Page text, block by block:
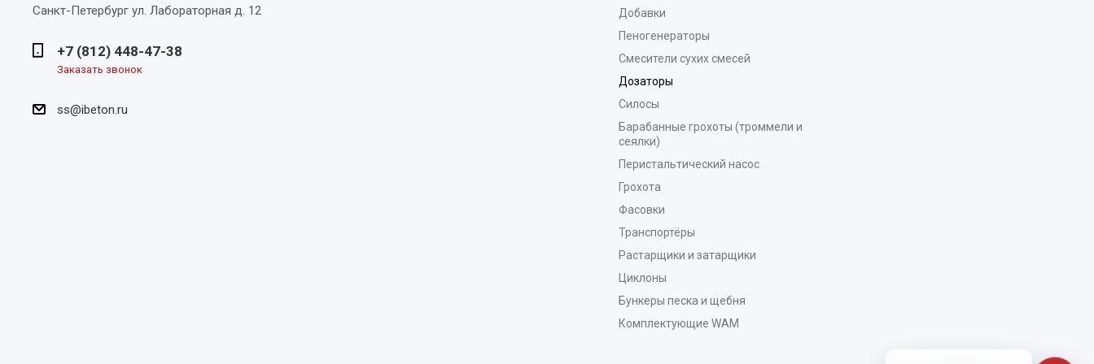
Санкт-Петербург ул. Лабораторная д. 12
+7 (812) 448-47-38
Заказать звонок
ss@ibeton.ru
Добавки
Пеногенераторы
Смесители сухих смесей
Дозаторы
Силосы
Барабанные грохоты (троммели и
сеялки)
Перистальтический насос
Грохота
Фасовки
Транспортёры
Растарщики и затарщики
Циклоны
Бункеры песка и щебня
Комплектующие WAM